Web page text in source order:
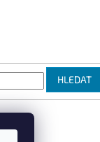
HLEDAT